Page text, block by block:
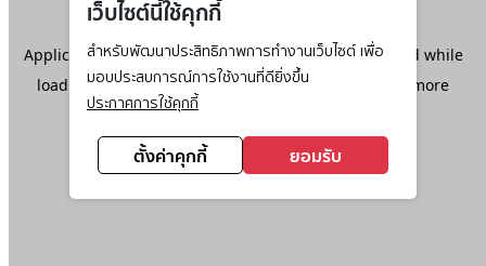
เว็บไซต์นี้ใช้คุกกี้
สำหรับพัฒนาประสิทธิภาพการทำงานเว็บไซต์ เพื่อ
มอบประสบการณ์การใช้งานที่ดียิ่งขึ้น
ประกาศการใช้คุกกี้
ตั้งค่าคุกกี้ ยอมรับ
Application error: aclient-side exception has occurred while
loadingwww.ktc.co.th(see the browser console
for more
information).